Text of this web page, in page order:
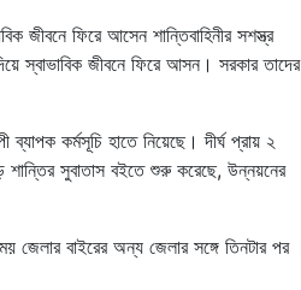
জীবনে ফিরে আসেন শান্তিবাহিনীর সশস্ত্র
স্বাভাবিক জীবনে ফিরে আসন। সরকার তাদের
ব্যাপক কর্মসূচি হাতে নিয়েছে। দীর্ঘ প্রায় ২
শান্তির সুবাতাস বইতে শুরু করেছে, উন্নয়নের
জেলার বাইরের অন্য জেলার সঙ্গে তিনটার পর